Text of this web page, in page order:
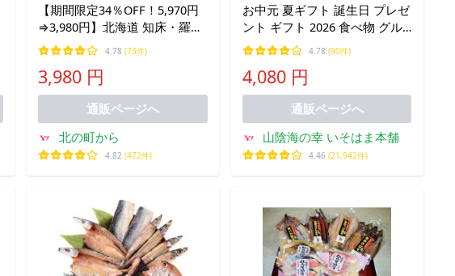
【期間限定34％OFF！5,970円
⇒3,980円】北海道 知床・羅臼
産 ホッケ 一夜干し 3枚入 1枚
あたり400g〜450g ほっけ 魚
冷凍 干物 新鮮 開き お取り寄
せ 送料無料
4.78 (73件)
3,980 円
通販ページへ
北の町から
4.82 (472件)
お中元 夏ギフト 誕生日 プレゼ
ント ギフト 2026 食べ物 グル
メ 70代 80代 60代 特選！干物
づくしセット 7種類セット
4.78 (90件)
4,080 円
通販ページへ
山陰海の幸 いそはま本舗
4.46 (21,942件)